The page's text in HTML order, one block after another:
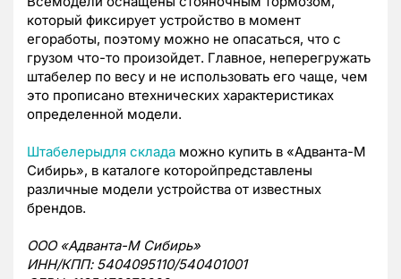
который фиксирует устройство в момент
егоработы, поэтому можно не опасаться, что с
грузом что-то произойдет. Главное, неперегружать
штабелер по весу и не использовать его чаще, чем
это прописано втехнических характеристиках
определенной модели.
Штабелерыдля склада можно купить в «Адванта-М
Сибирь», в каталоге которойпредставлены
различные модели устройства от известных
брендов.
ООО «Адванта-М Сибирь»
ИНН/КПП: 5404095110/540401001